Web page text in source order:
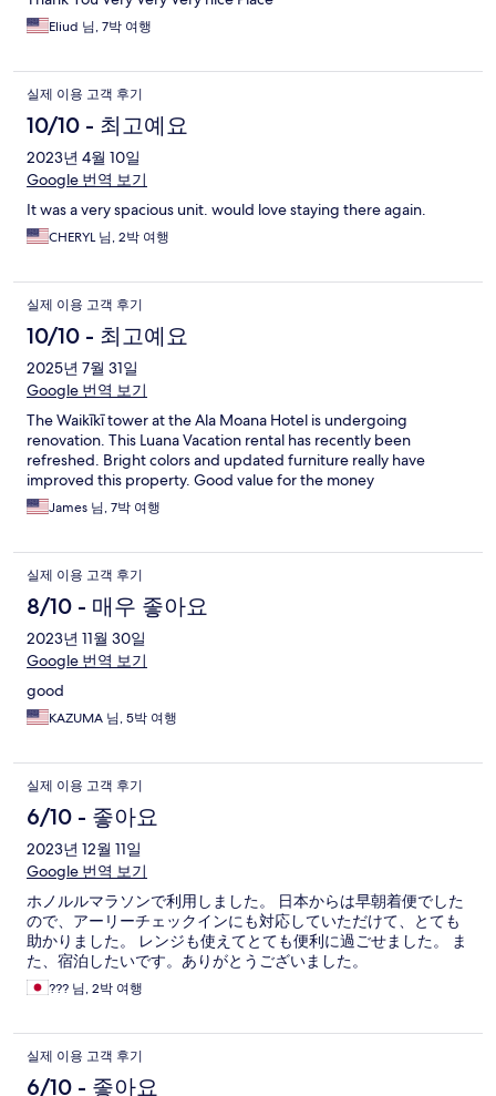
Eliud 님, 7박 여행
실제 이용 고객 후기
10/10 - 최고예요
2023년 4월 10일
Google 번역 보기
It was a very spacious unit. would love staying there again.
CHERYL 님, 2박 여행
실제 이용 고객 후기
10/10 - 최고예요
2025년 7월 31일
Google 번역 보기
The Waikīkī tower at the Ala Moana Hotel is undergoing
renovation. This Luana Vacation rental has recently been
refreshed. Bright colors and updated furniture really have
improved this property. Good value for the money
James 님, 7박 여행
실제 이용 고객 후기
8/10 - 매우 좋아요
2023년 11월 30일
Google 번역 보기
good
KAZUMA 님, 5박 여행
실제 이용 고객 후기
6/10 - 좋아요
2023년 12월 11일
Google 번역 보기
ホノルルマラソンで利用しました。 日本からは早朝着便でした
ので、アーリーチェックインにも対応していただけて、とても
助かりました。 レンジも使えてとても便利に過ごせました。 ま
た、宿泊したいです。ありがとうございました。
??? 님, 2박 여행
실제 이용 고객 후기
6/10 - 좋아요